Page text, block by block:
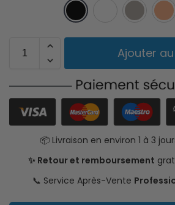
Noir Blanc
Ajouter
📦 Livraison en environ 1 à 3
✨ Retour et remboursement
📞 Service Après-Vente